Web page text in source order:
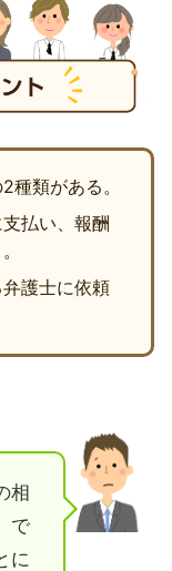
種類がある。
払い、報酬
護士に依頼
相
で
に